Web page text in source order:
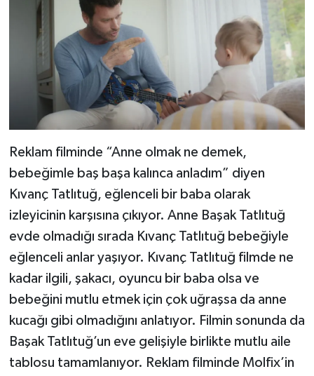
Reklam filminde “Anne olmak ne demek,
bebeğimle baş başa kalınca anladım” diyen
Kıvanç Tatlıtuğ, eğlenceli bir baba olarak
izleyicinin karşısına çıkıyor. Anne Başak Tatlıtuğ
evde olmadığı sırada Kıvanç Tatlıtuğ bebeğiyle
eğlenceli anlar yaşıyor. Kıvanç Tatlıtuğ filmde ne
kadar ilgili, şakacı, oyuncu bir baba olsa ve
bebeğini mutlu etmek için çok uğraşsa da anne
kucağı gibi olmadığını anlatıyor. Filmin sonunda da
Başak Tatlıtuğ’un eve gelişiyle birlikte mutlu aile
tablosu tamamlanıyor. Reklam filminde Molfix’in